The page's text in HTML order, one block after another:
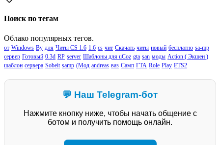
Поиск по тегам
Облако популярных тегов.
от Windows By для Читы CS 1.6 1.6 cs чит Скачать читы новый бесплатно sa-mp
сервер Готовый 0.3d RP server Шаблоны для uCoz gta san моды Action ( Экшен )
шаблон сервера Sobeit samp (Мод andreas ваз Самп ГТА Role Play ETS2
💬 Наш Telegram-бот
Нажмите кнопку ниже, чтобы начать общение с
ботом и получить помощь онлайн.